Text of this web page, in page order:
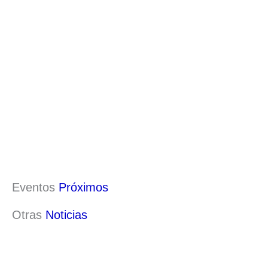
Eventos Próximos
Otras Noticias